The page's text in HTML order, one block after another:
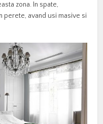
zona. In spate,
perete, avand usi masive si